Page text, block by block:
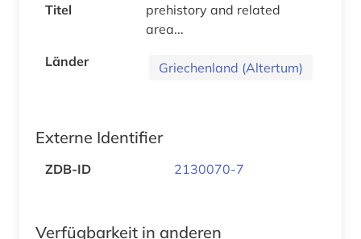
Titel
prehistory and related
area...
Länder
Griechenland (Altertum)
Externe Identifier
ZDB-ID 2130070-7
Verfügbarkeit in anderen